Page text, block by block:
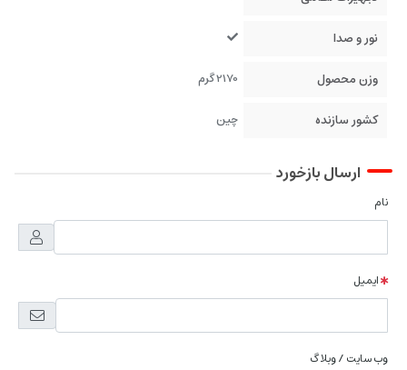
نور و صدا
وزن محصول
2170 گرم
کشور سازنده چین
ارسال بازخورد
نام
ایمیل
وب سایت / وبلاگ